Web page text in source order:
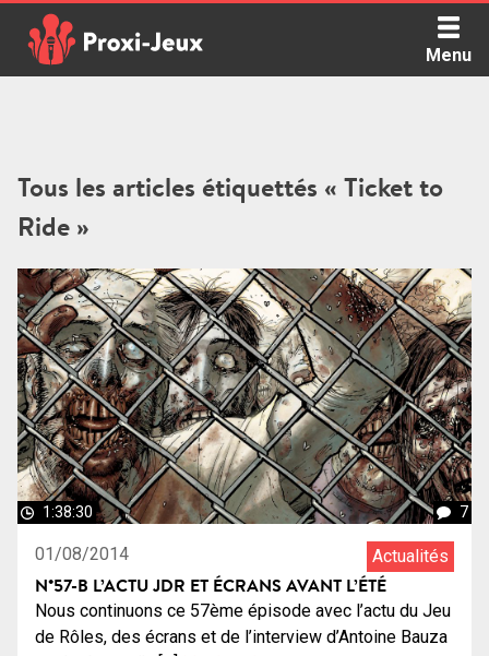
content
Menu
Tous les articles étiquettés « Ticket to
Ride »
1:38:30 7
01/08/2014 Actualités
N°57-B L’ACTU JDR ET ÉCRANS AVANT L’ÉTÉ
Nous continuons ce 57ème épisode avec l’actu du Jeu
de Rôles, des écrans et de l’interview d’Antoine Bauza